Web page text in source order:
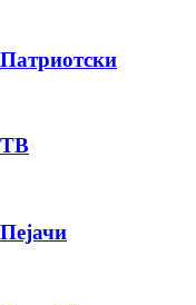
PRODUCT
ПЛАТИ ПРИ
Патриотски
ТВ
Пејачи